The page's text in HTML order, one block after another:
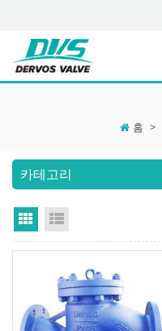
홈 >
카테고리
Grid View